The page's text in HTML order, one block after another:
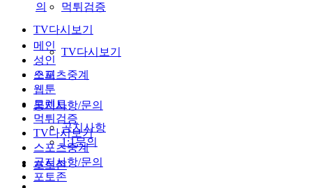
먹튀검증
TV다시보기
TV다시보기
스포츠중계
공지사항/문의
공지사항
1:1문의
포토존
의
메인
성인
오피
웹툰
토렌트
먹튀검증
TV다시보기
스포츠중계
공지사항/문의
포토존